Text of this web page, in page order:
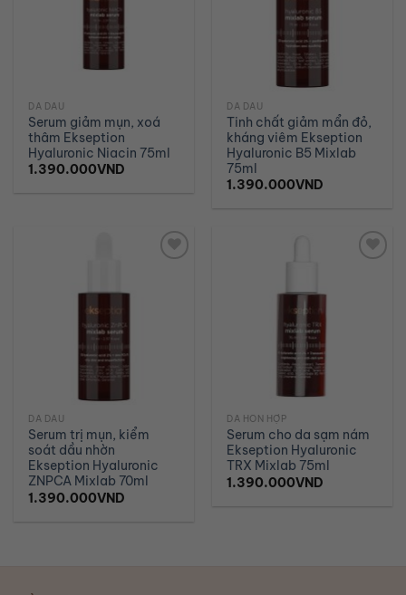
DA DẦU
Serum giảm mụn, xoá
thâm Ekseption
Hyaluronic Niacin 75ml
1.390.000VND
DA DẦU
Tinh chất giảm mẩn đỏ,
kháng viêm Ekseption
Hyaluronic B5 Mixlab
75ml
1.390.000VND
DA DẦU
Serum trị mụn, kiểm
soát dầu nhờn
Ekseption Hyaluronic
ZNPCA Mixlab 70ml
1.390.000VND
DA HỖN HỢP
Serum cho da sạm nám
Ekseption Hyaluronic
TRX Mixlab 75ml
1.390.000VND